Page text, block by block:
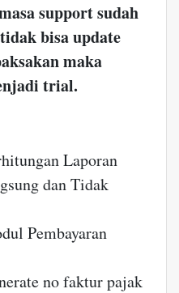
support sudah
bisa update
maka
trial.
Laporan
dan Tidak
Pembayaran
no faktur pajak